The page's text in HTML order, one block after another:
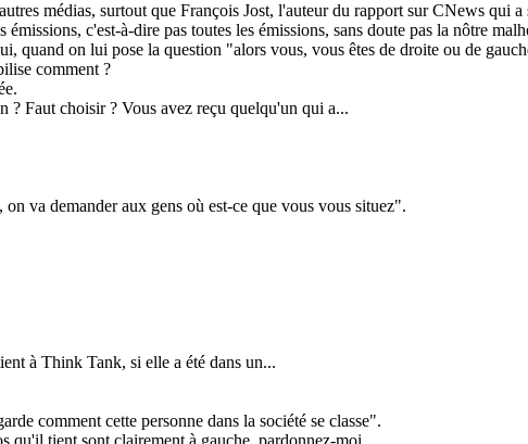
médias, surtout que François Jost, l'auteur du rapport sur CNews qui a
c'est-à-dire pas toutes les émissions, sans doute pas la nôtre
on lui pose la question "alors vous, vous êtes de droite ou de
comment ?
Faut choisir ? Vous avez reçu quelqu'un qui a...
va demander aux gens où est-ce que vous vous situez".
à Think Tank, si elle a été dans un...
comment cette personne dans la société se classe".